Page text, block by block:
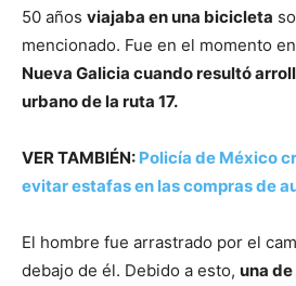
50 años viajaba en una bicicleta
mencionado. Fue en el momento
Nueva Galicia cuando resultó
urbano de la ruta 17.
VER TAMBIÉN: Policía de México
evitar estafas en las compras de
El hombre fue arrastrado por el
debajo de él. Debido a esto, una